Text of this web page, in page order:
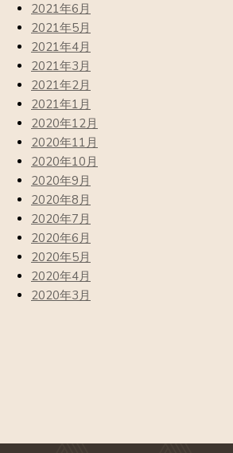
2021年6月
2021年5月
2021年4月
2021年3月
2021年2月
2021年1月
2020年12月
2020年11月
2020年10月
2020年9月
2020年8月
2020年7月
2020年6月
2020年5月
2020年4月
2020年3月